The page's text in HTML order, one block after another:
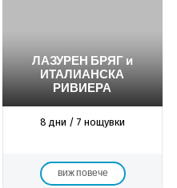
ЛАЗУРЕН БРЯГ и
ИТАЛИАНСКА
РИВИЕРА
8 дни / 7 нощувки
виж повече